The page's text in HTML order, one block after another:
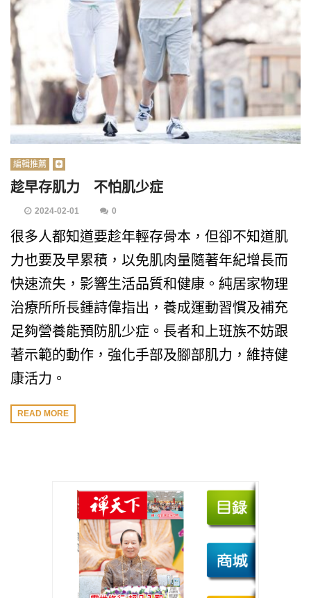
編輯推薦
趁早存肌力 不怕肌少症
2024-02-01 0
很多人都知道要趁年輕存骨本，但卻不知道肌
力也要及早累積，以免肌肉量隨著年紀增長而
快速流失，影響生活品質和健康。純居家物理
治療所所長鍾詩偉指出，養成運動習慣及補充
足夠營養能預防肌少症。長者和上班族不妨跟
著示範的動作，強化手部及腳部肌力，維持健
康活力。
READ MORE